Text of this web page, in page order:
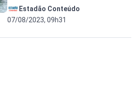
Estadão Conteúdo
07/08/2023, 09h31